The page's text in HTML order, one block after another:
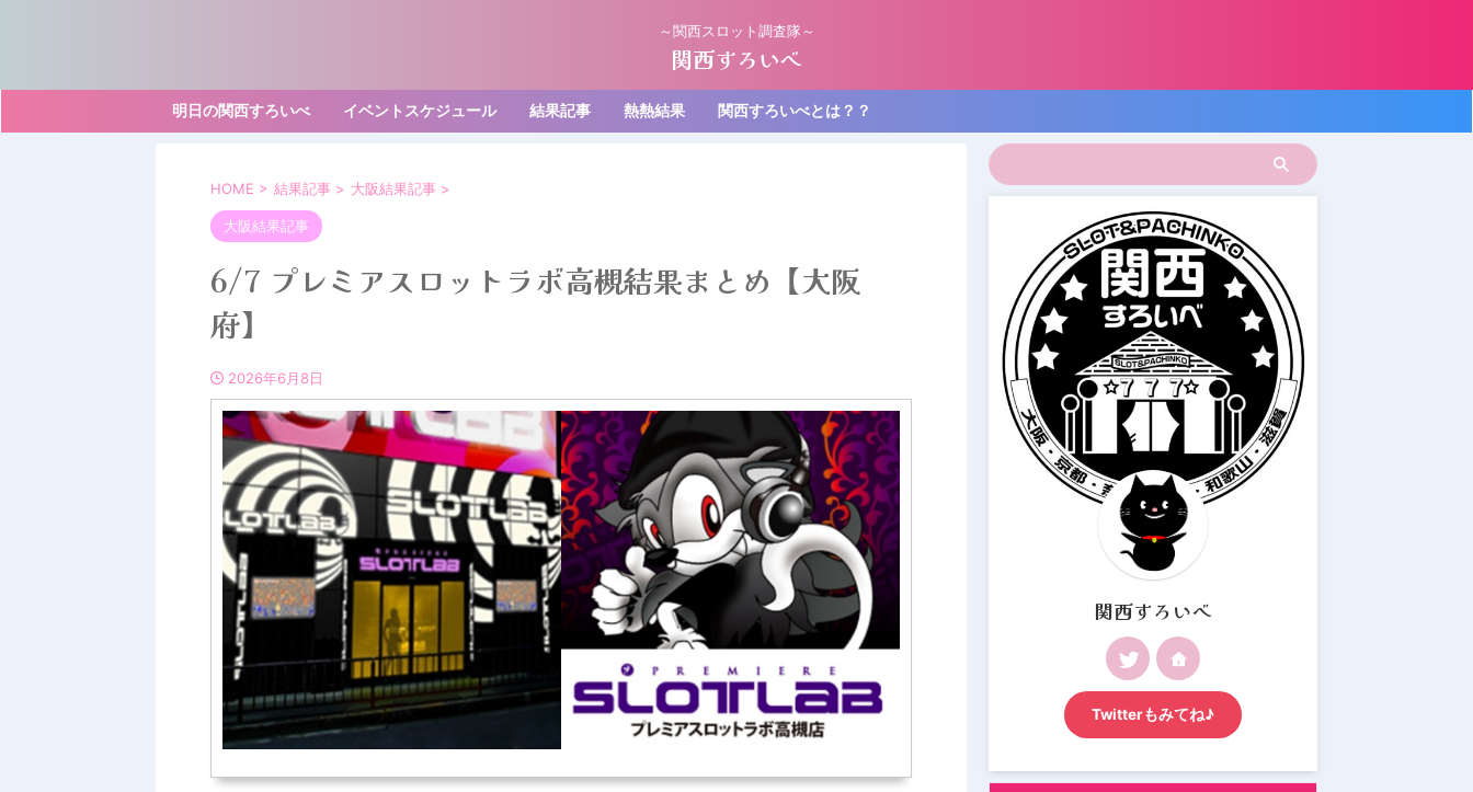
～関西スロット調査隊～
関西すろいべ
明日の関西すろいべ イベントスケジュール 結果記事 熱熱結果 関西すろいべとは？？
HOME > 結果記事 > 大阪結果記事 >
大阪結果記事
6/7 プレミアスロットラボ高槻結果まとめ【大阪
府】
2026年6月8日
関西すろいべ
Twitterもみてね♪